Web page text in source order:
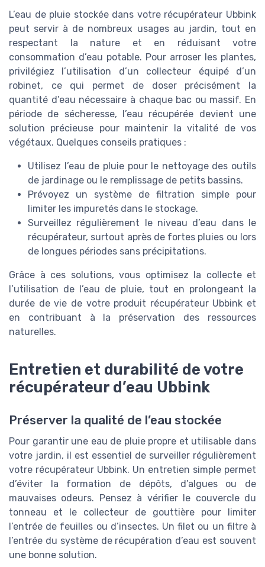
L’eau de pluie stockée dans votre récupérateur Ubbink
peut servir à de nombreux usages au jardin, tout en
respectant la nature et en réduisant votre
consommation d’eau potable. Pour arroser les plantes,
privilégiez l’utilisation d’un collecteur équipé d’un
robinet, ce qui permet de doser précisément la
quantité d’eau nécessaire à chaque bac ou massif. En
période de sécheresse, l’eau récupérée devient une
solution précieuse pour maintenir la vitalité de vos
végétaux. Quelques conseils pratiques :
Utilisez l’eau de pluie pour le nettoyage des outils
de jardinage ou le remplissage de petits bassins.
Prévoyez un système de filtration simple pour
limiter les impuretés dans le stockage.
Surveillez régulièrement le niveau d’eau dans le
récupérateur, surtout après de fortes pluies ou lors
de longues périodes sans précipitations.
Grâce à ces solutions, vous optimisez la collecte et
l’utilisation de l’eau de pluie, tout en prolongeant la
durée de vie de votre produit récupérateur Ubbink et
en contribuant à la préservation des ressources
naturelles.
Entretien et durabilité de votre
récupérateur d’eau Ubbink
Préserver la qualité de l’eau stockée
Pour garantir une eau de pluie propre et utilisable dans
votre jardin, il est essentiel de surveiller régulièrement
votre récupérateur Ubbink. Un entretien simple permet
d’éviter la formation de dépôts, d’algues ou de
mauvaises odeurs. Pensez à vérifier le couvercle du
tonneau et le collecteur de gouttière pour limiter
l’entrée de feuilles ou d’insectes. Un filet ou un filtre à
l’entrée du système de récupération d’eau est souvent
une bonne solution.